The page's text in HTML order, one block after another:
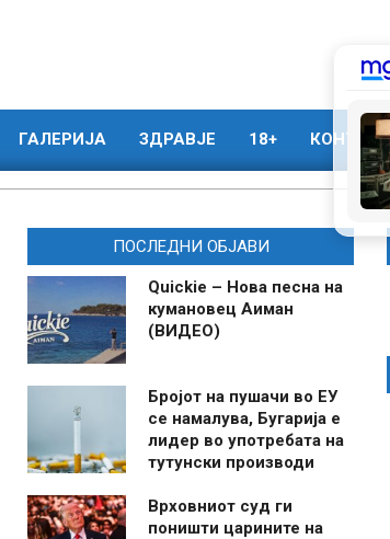
ГАЛЕРИЈА ЗДРАВЈЕ 18+ КОНТАКТ
ПОСЛЕДНИ ОБЈАВИ
Quickie – Нова песна на
кумановец Аиман
(ВИДЕО)
Бројот на пушачи во ЕУ
се намалува, Бугарија е
лидер во употребата на
тутунски производи
Врховниот суд ги
поништи царините на